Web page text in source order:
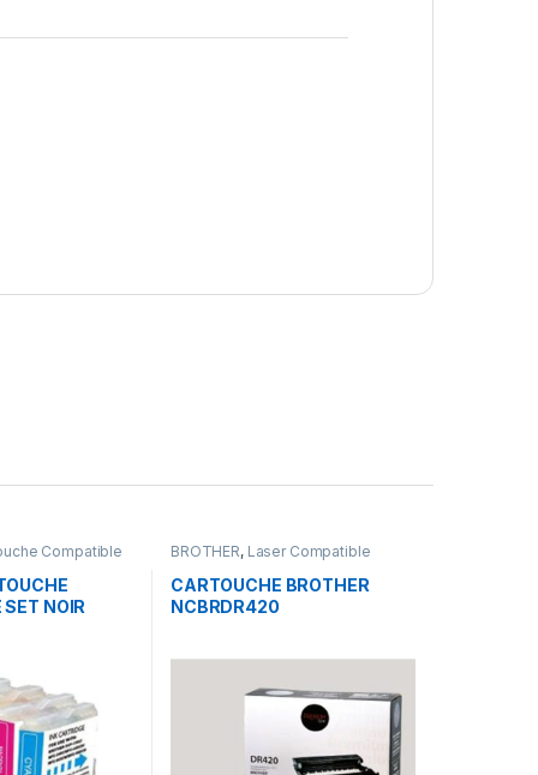
Compatible
NOIR
BROTHER, Laser Compatible
CARTOUCHE BROTHER
NCBRDR420